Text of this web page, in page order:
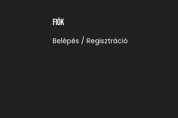
Fiók
Belépés / Regisztráció